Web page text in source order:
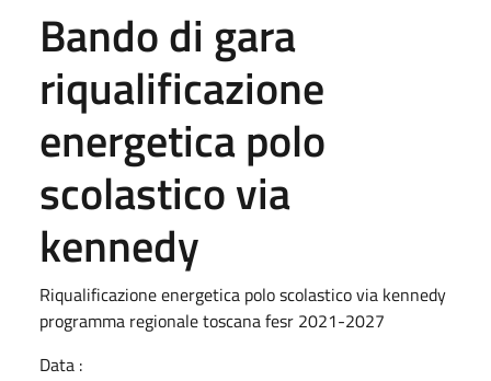
Bando di gara
riqualificazione
energetica polo
scolastico via
kennedy
Riqualificazione energetica polo scolastico via kennedy
programma regionale toscana fesr 2021-2027
Data :